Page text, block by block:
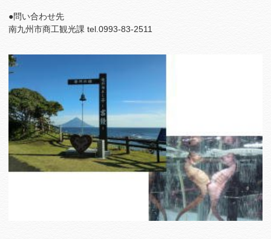
●問い合わせ先
南九州市商工観光課 tel.0993-83-2511